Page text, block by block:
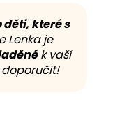
které s
Lenka je
k vaší
doporučit!